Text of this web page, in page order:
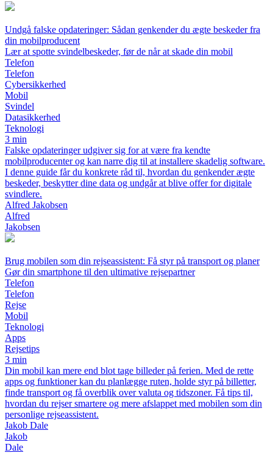
Undgå falske opdateringer: Sådan genkender du ægte beskeder fra
din mobilproducent
Lær at spotte svindelbeskeder, før de når at skade din mobil
Telefon
Telefon
Cybersikkerhed
Mobil
Svindel
Datasikkerhed
Teknologi
3 min
Falske opdateringer udgiver sig for at være fra kendte
mobilproducenter og kan narre dig til at installere skadelig software.
I denne guide får du konkrete råd til, hvordan du genkender ægte
beskeder, beskytter dine data og undgår at blive offer for digitale
svindlere.
Alfred Jakobsen
Alfred
Jakobsen
Brug mobilen som din rejseassistent: Få styr på transport og planer
Gør din smartphone til den ultimative rejsepartner
Telefon
Telefon
Rejse
Mobil
Teknologi
Apps
Rejsetips
3 min
Din mobil kan mere end blot tage billeder på ferien. Med de rette
apps og funktioner kan du planlægge ruten, holde styr på billetter,
finde transport og få overblik over valuta og tidszoner. Få tips til,
hvordan du rejser smartere og mere afslappet med mobilen som din
personlige rejseassistent.
Jakob Dale
Jakob
Dale